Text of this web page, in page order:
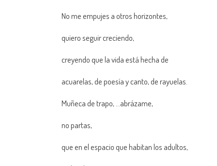
No me empujes a otros horizontes,
quiero seguir creciendo,
creyendo que la vida está hecha de
acuarelas, de poesía y canto, de rayuelas.
Muñeca de trapo, …abrázame,
no partas,
que en el espacio que habitan los adultos,